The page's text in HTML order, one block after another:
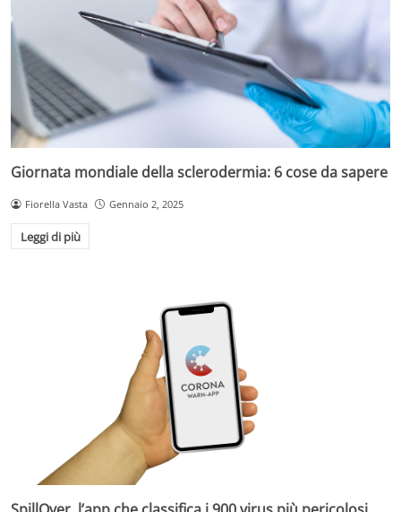
Giornata mondiale della sclerodermia: 6 cose da sapere
Fiorella Vasta Gennaio 2, 2025
Leggi di più